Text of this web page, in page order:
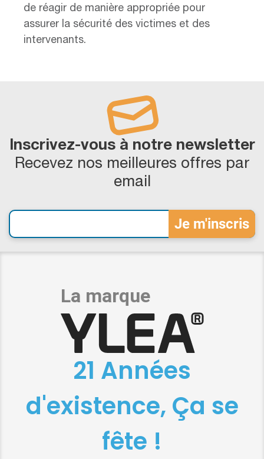
de réagir de manière appropriée pour
assurer la sécurité des victimes et des
intervenants.
Inscrivez-vous à notre newsletter
Recevez nos meilleures offres par
email
21 Années
d'existence, Ça se
fête !